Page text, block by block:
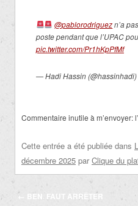
@pablorodriguezn’a
poste pendant que l’UPAC
pic.twitter.com/Pr1hKpPfMf
— Hadi Hassin (@hassinhadi)
Commentaire inutile à m’envoyer:
Cette entrée a été publiée dans
décembre 2025 par Clique du
Navigation
←
BEN, FAUT ARRÊTER